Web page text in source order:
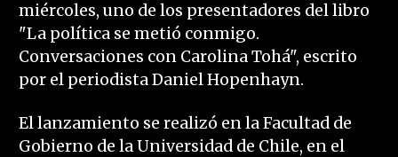
miércoles, uno de los presentadores del libro
"La política se metió conmigo.
Conversaciones con Carolina Tohá", escrito
por el periodista Daniel Hopenhayn.
El lanzamiento se realizó en la Facultad de
Gobierno de la Universidad de Chile, en el